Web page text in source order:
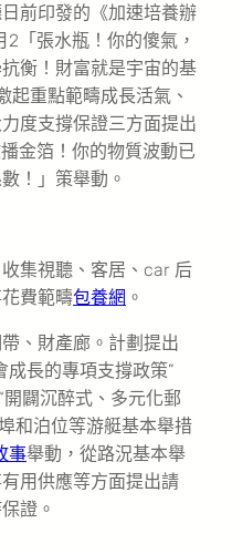
前印發的《加速培養辦
「張水瓶！你的傻氣，
衡！財富就是宇宙的基
起重點範疇成長活氣、
度支撐保證三方面提出
金箔！你的物質波動已
！」策舉動。
集視聽、客居、car 后
費範疇包養網 。
、財產廊。計劃提出
成長的專項支撐政策”
開闢沉醉式、多元化郵
和泊位等游艇基本舉措
事舉動，從路況基本舉
用供應等方面提出請
證。